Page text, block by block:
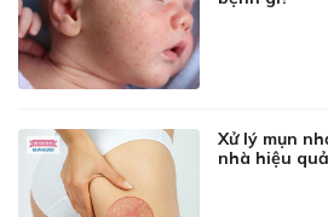
Xử lý mụn
nhà hiệu quả